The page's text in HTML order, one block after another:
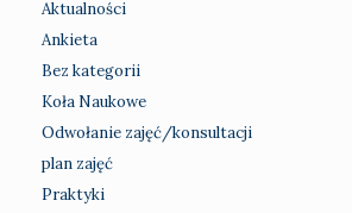
Aktualności
Ankieta
Bez kategorii
Koła Naukowe
Odwołanie zajęć/konsultacji
plan zajęć
Praktyki